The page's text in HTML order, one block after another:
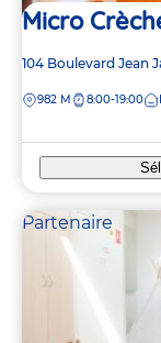
Micro
Adresse
la
104 Boulevard Jean
DISTANCE
982 M 8:00-19:00
Partenaire